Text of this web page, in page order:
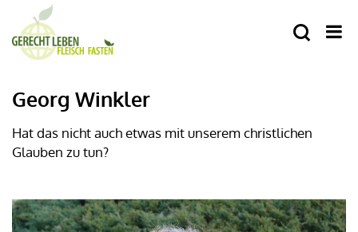
Georg Winkler
Hat das nicht auch etwas mit unserem christlichen
Glauben zu tun?